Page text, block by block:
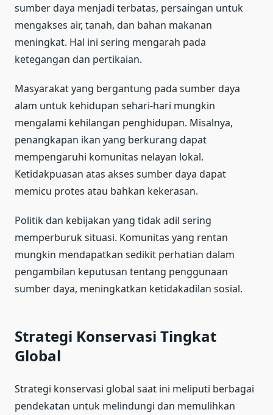
sumber daya menjadi terbatas, persaingan untuk
mengakses air, tanah, dan bahan makanan
meningkat. Hal ini sering mengarah pada
ketegangan dan pertikaian.
Masyarakat yang bergantung pada sumber daya
alam untuk kehidupan sehari-hari mungkin
mengalami kehilangan penghidupan. Misalnya,
penangkapan ikan yang berkurang dapat
mempengaruhi komunitas nelayan lokal.
Ketidakpuasan atas akses sumber daya dapat
memicu protes atau bahkan kekerasan.
Politik dan kebijakan yang tidak adil sering
memperburuk situasi. Komunitas yang rentan
mungkin mendapatkan sedikit perhatian dalam
pengambilan keputusan tentang penggunaan
sumber daya, meningkatkan ketidakadilan sosial.
Strategi Konservasi Tingkat
Global
Strategi konservasi global saat ini meliputi berbagai
pendekatan untuk melindungi dan memulihkan